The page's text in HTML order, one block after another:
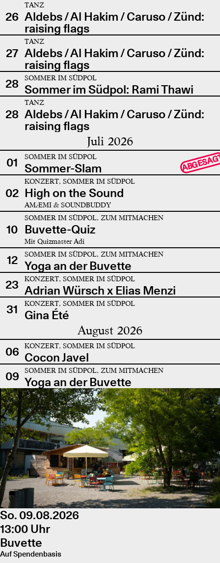
26
TANZ
Aldebs / Al Hakim / Caruso / Zünd:
raising flags
27
TANZ
Aldebs / Al Hakim / Caruso / Zünd:
raising flags
28
SOMMER IM SÜDPOL
Sommer im Südpol: Rami Thawi
28
TANZ
Aldebs / Al Hakim / Caruso / Zünd:
raising flags
Juli 2026
01 SOMMER IM SÜDPOL
Sommer-Slam
02
KONZERT, SOMMER IM SÜDPOL
High on the Sound
AMÆMI & SOUNDBUDDY
10
SOMMER IM SÜDPOL, ZUM MITMACHEN
Buvette-Quiz
Mit Quizmaster Adi
12 SOMMER IM SÜDPOL, ZUM MITMACHEN
Yoga an der Buvette
23
KONZERT, SOMMER IM SÜDPOL
Adrian Würsch x Elias Menzi
31
KONZERT, SOMMER IM SÜDPOL
Gina Été
August 2026
06 KONZERT, SOMMER IM SÜDPOL
Cocon Javel
09
SOMMER IM SÜDPOL, ZUM MITMACHEN
Yoga an der Buvette
So. 09.08.2026
13:00 Uhr
Buvette
Auf Spendenbasis